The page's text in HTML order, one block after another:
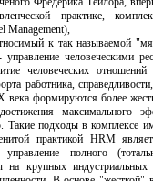
практике,
Management),
к так называемой
человеческими
человеческих
работника,
века формируются более
максимального
Такие подходы в комплексе
практикой HRM
полного
на крупных индустриальных